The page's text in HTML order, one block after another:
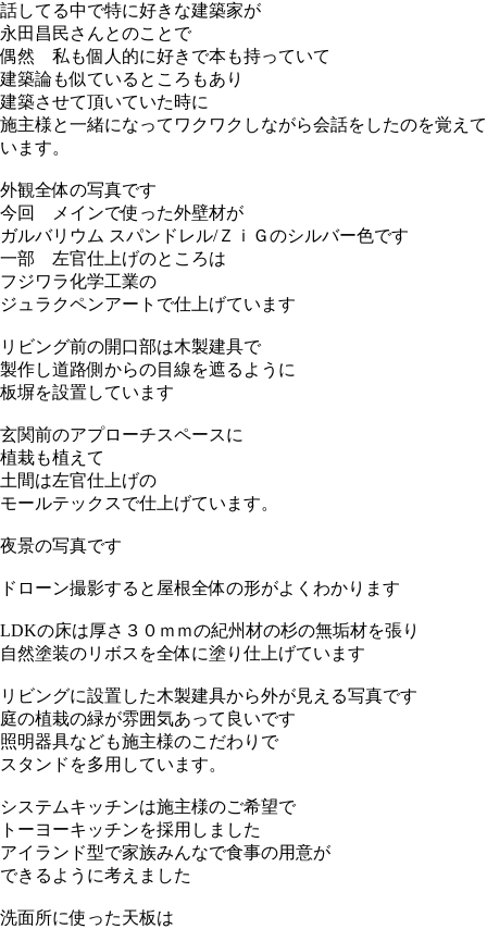
話してる中で特に好きな建築家が
永田昌民さんとのことで
偶然 私も個人的に好きで本も持っていて
建築論も似ているところもあり
建築させて頂いていた時に
施主様と一緒になってワクワクしながら会話をしたのを覚えて
います。
外観全体の写真です
今回 メインで使った外壁材が
ガルバリウム スパンドレル/ＺｉＧのシルバー色です
一部 左官仕上げのところは
フジワラ化学工業の
ジュラクペンアートで仕上げています
リビング前の開口部は木製建具で
製作し道路側からの目線を遮るように
板塀を設置しています
玄関前のアプローチスペースに
植栽も植えて
土間は左官仕上げの
モールテックスで仕上げています。
夜景の写真です
ドローン撮影すると屋根全体の形がよくわかります
LDKの床は厚さ３０ｍｍの紀州材の杉の無垢材を張り
自然塗装のリボスを全体に塗り仕上げています
リビングに設置した木製建具から外が見える写真です
庭の植栽の緑が雰囲気あって良いです
照明器具なども施主様のこだわりで
スタンドを多用しています。
システムキッチンは施主様のご希望で
トーヨーキッチンを採用しました
アイランド型で家族みんなで食事の用意が
できるように考えました
洗面所に使った天板は